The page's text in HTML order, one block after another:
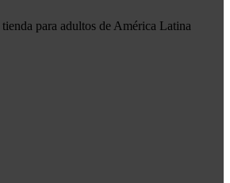
para adultos de América Latina